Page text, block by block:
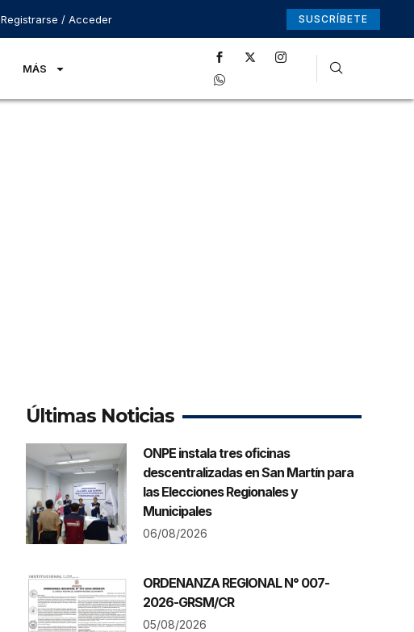
Registrarse / Acceder SUSCRÍBETE
MÁS
Últimas Noticias
ONPE instala tres oficinas
descentralizadas en San Martín para
las Elecciones Regionales y
Municipales
06/08/2026
ORDENANZA REGIONAL N° 007-
2026-GRSM/CR
05/08/2026